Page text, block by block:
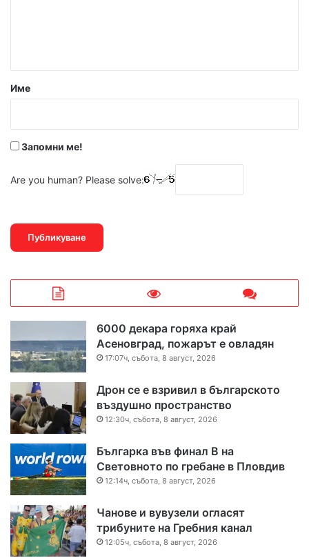
р
Име
Запомни ме!
Are you human? Please solve:
6000 декара горяха край
Асеновград, пожарът е овладян
17:07ч, събота, 8 август, 2026
Дрон се е взривил в българското
въздушно пространство
12:30ч, събота, 8 август, 2026
Българка във финал B на
Световното по гребане в Пловдив
12:14ч, събота, 8 август, 2026
Чанове и вувузели огласят
трибуните на Гребния канал
12:05ч, събота, 8 август, 2026